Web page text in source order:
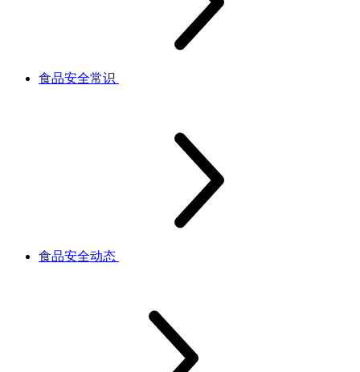
食品安全常识
食品安全动态